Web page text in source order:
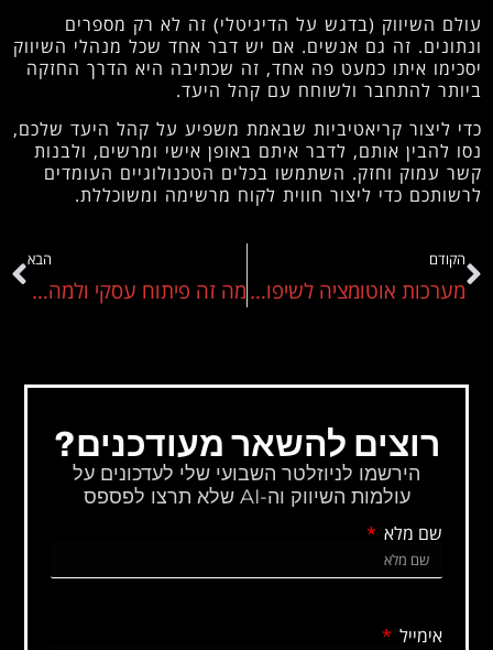
עולם השיווק (בדגש על הדיגיטלי) זה לא רק מספרים
ונתונים. זה גם אנשים. אם יש דבר אחד שכל מנהלי השיווק
יסכימו איתו כמעט פה אחד, זה שכתיבה היא הדרך החזקה
ביותר להתחבר ולשוחח עם קהל היעד.
כדי ליצור קריאטיביות שבאמת משפיע על קהל היעד שלכם,
נסו להבין אותם, לדבר איתם באופן אישי ומרשים, ולבנות
קשר עמוק וחזק. השתמשו בכלים הטכנולוגיים העומדים
לרשותכם כדי ליצור חווית לקוח מרשימה ומשוכללת.
הקודם
מערכות אוטומציה לשיפור היעילות של העסק שאתם חייבים להכיר
הבא
מה זה פיתוח עסקי ולמה כל עסק צריך להשקיע בזה מאמצים?
רוצים להשאר מעודכנים?
הירשמו לניוזלטר השבועי שלי לעדכונים על
עולמות השיווק וה-AI שלא תרצו לפספס
שם מלא
אימייל